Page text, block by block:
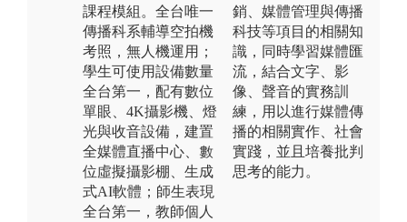
課程模組。全台唯一
傳播科系輔導空拍機
考照，無人機運用；
學生可使用設備數量
全台第一，配有數位
單眼、4K攝影機、燈
光與收音設備，建置
全媒體直播中心、數
位虛擬攝影棚、生成
式AI軟體；師生表現
全台第一，教師個人
銷、媒體管理與傳播
科技等項目的相關知
識，同時學習媒體匯
流，結合文字、影
像、聲音的實務訓
練，用以進行媒體傳
播的相關實作、社會
實踐，並且培養批判
思考的能力。